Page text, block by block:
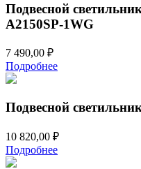
Подвесной
A2150SP-1WG
7 490,00 ₽
Подробнее
Подвесной
10 820,00 ₽
Подробнее